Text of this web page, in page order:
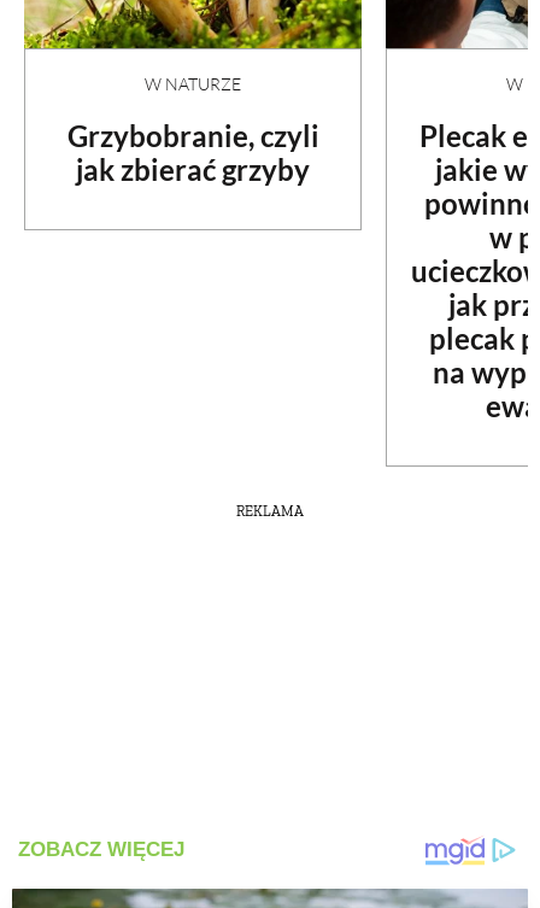
W NATURZE
Grzybobranie, czyli
jak zbierać grzyby
W
Plecak
jakie
w
jak
plecak
na
REKLAMA
ŚNIADANIA
ZUPY